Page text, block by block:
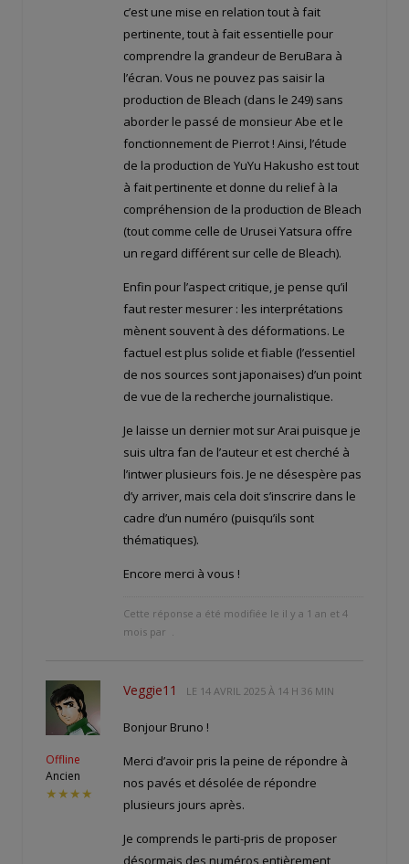
c’est une mise en relation tout à fait
pertinente, tout à fait essentielle pour
comprendre la grandeur de BeruBara à
l’écran. Vous ne pouvez pas saisir la
production de Bleach (dans le 249) sans
aborder le passé de monsieur Abe et le
fonctionnement de Pierrot ! Ainsi, l’étude
de la production de YuYu Hakusho est tout
à fait pertinente et donne du relief à la
compréhension de la production de Bleach
(tout comme celle de Urusei Yatsura offre
un regard différent sur celle de Bleach).
Enfin pour l’aspect critique, je pense qu’il
faut rester mesurer : les interprétations
mènent souvent à des déformations. Le
factuel est plus solide et fiable (l’essentiel
de nos sources sont japonaises) d’un point
de vue de la recherche journalistique.
Je laisse un dernier mot sur Arai puisque je
suis ultra fan de l’auteur et est cherché à
l’intwer plusieurs fois. Je ne désespère pas
d’y arriver, mais cela doit s’inscrire dans le
cadre d’un numéro (puisqu’ils sont
thématiques).
Encore merci à vous !
Cette réponse a été modifiée le il y a 1 an et 4
mois par .
Offline
Ancien
★★★★
Veggie11 LE 14 AVRIL 2025 À 14 H 36 MIN
Bonjour Bruno !
Merci d’avoir pris la peine de répondre à
nos pavés et désolée de répondre
plusieurs jours après.
Je comprends le parti-pris de proposer
désormais des numéros entièrement